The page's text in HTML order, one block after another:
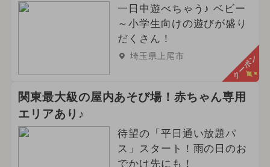
都民の日・県民の日・市民の日
2025年6月のイベント
一日中遊べちゃう♪ ベビー
～小学生向けの遊びが盛り
だくさん！
埼玉県上尾市 クーポン
関東最大級の屋内あそび場！赤ちゃん専用
エリアあり♪
待望の「平日通い放題パ
ス」スタート！雨の日のお
でかけ先にも！